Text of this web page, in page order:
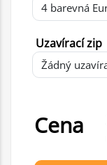
Uzavírací zip
Cena